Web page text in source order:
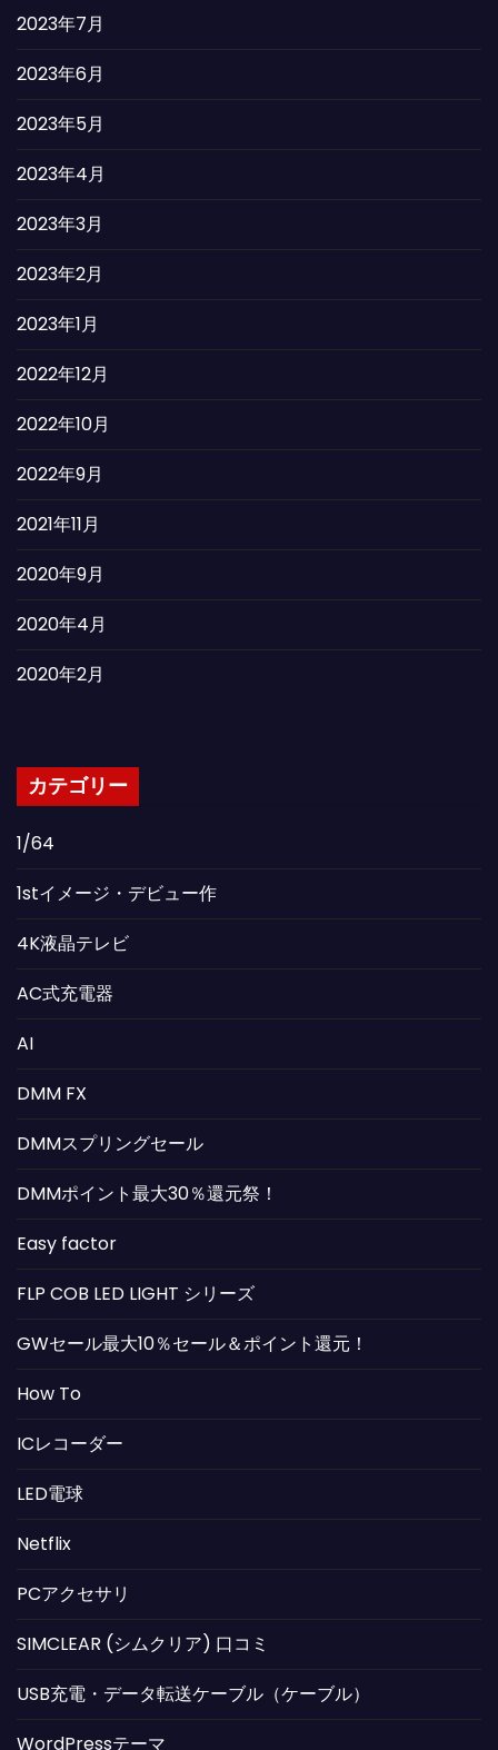
2023年7月
2023年6月
2023年5月
2023年4月
2023年3月
2023年2月
2023年1月
2022年12月
2022年10月
2022年9月
2021年11月
2020年9月
2020年4月
2020年2月
カテゴリー
1/64
1stイメージ・デビュー作
4K液晶テレビ
AC式充電器
AI
DMM FX
DMMスプリングセール
DMMポイント最大30％還元祭！
Easy factor
FLP COB LED LIGHT シリーズ
GWセール最大10％セール＆ポイント還元！
How To
ICレコーダー
LED電球
Netflix
PCアクセサリ
SIMCLEAR (シムクリア) 口コミ
USB充電・データ転送ケーブル（ケーブル）
WordPressテーマ